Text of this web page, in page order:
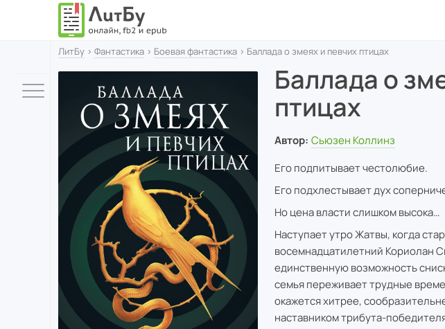
ЛитБу › Фантастика › Боевая фантастика › Баллада о змеях и певчих птицах
Баллада о
птицах
Автор: Сьюзен Коллинз
Его подпитывает честолюбие.
Его подхлестывает дух
Но цена власти слишком высока…
Наступает утро Жатвы, когда
восемнадцатилетний Кориолан
единственную возможность
семья переживает трудные
окажется хитрее,
наставником трибута-